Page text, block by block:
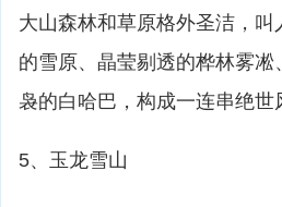
大山森林和草原格外圣洁，
的雪原、晶莹剔透的桦林雾
袅的白哈巴，构成一连串绝世
5、玉龙雪山